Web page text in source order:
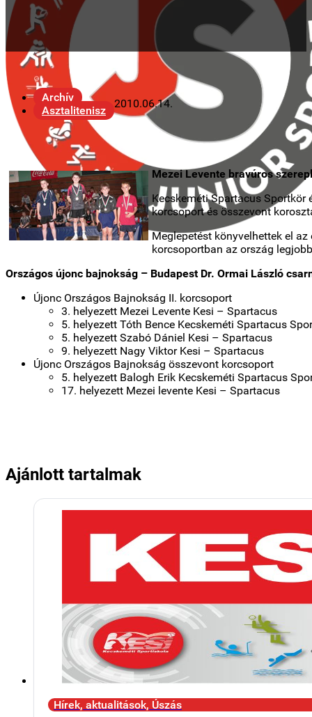
Archív
Asztalitenisz
2010.06.14.
Mezei Levente bravúros
Kecskeméti Spartacus Sportkör
korcsoport és összevont
Meglepetést könyvelhettek el
korcsoportban az ország
Országos újonc bajnokság – Budapest Dr. Ormai László
Újonc Országos Bajnokság II. korcsoport
3. helyezett Mezei Levente Kesi – Spartacus
5. helyezett Tóth Bence Kecskeméti Spartacus
5. helyezett Szabó Dániel Kesi – Spartacus
9. helyezett Nagy Viktor Kesi – Spartacus
Újonc Országos Bajnokság összevont korcsoport
5. helyezett Balogh Erik Kecskeméti Spartacus
17. helyezett Mezei levente Kesi – Spartacus
Ajánlott tartalmak
Hírek, aktualitások, Úszás